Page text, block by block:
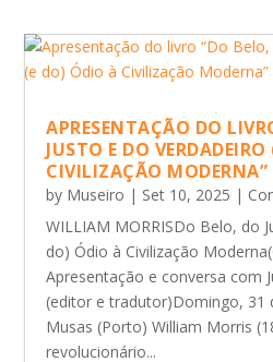
APRESENTAÇÃO DO
JUSTO E DO
CIVILIZAÇÃO MODERNA”
by Museiro | Set 10, 2025 |
WILLIAM MORRISDo Belo, do
do) Ódio à Civilização
Apresentação e conversa com
(editor e tradutor)Domingo, 31
Musas (Porto) William Morris
revolucionário...